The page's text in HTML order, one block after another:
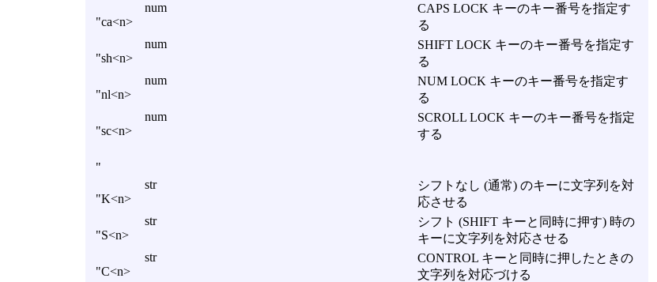
"ca<n>
num
CAPS LOCK キーのキー番号を指定す
る
"sh<n>
num
SHIFT LOCK キーのキー番号を指定す
る
"nl<n>
num
NUM LOCK キーのキー番号を指定す
る
"sc<n>
num
SCROLL LOCK キーのキー番号を指定
する
"
"K<n>
str
シフトなし (通常) のキーに文字列を対
応させる
"S<n>
str
シフト (SHIFT キーと同時に押す) 時の
キーに文字列を対応させる
"C<n>
str
CONTROL キーと同時に押したときの
文字列を対応づける